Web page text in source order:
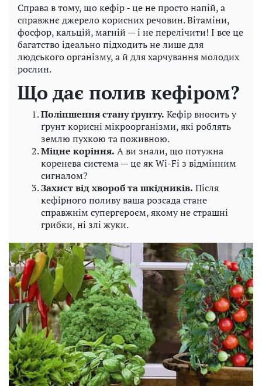
Справа в тому, що кефір - це не просто напій, а
справжнє джерело корисних речовин. Вітаміни,
фосфор, кальцій, магній — і не перелічити! І все це
багатство ідеально підходить не лише для
людського організму, а й для харчування молодих
рослин.
Що дає полив кефіром?
Поліпшення стану ґрунту. Кефір вносить у
ґрунт корисні мікроорганізми, які роблять
землю пухкою та поживною.
Міцне коріння. А ви знали, що потужна
коренева система — це як Wi-Fi з відмінним
сигналом?
Захист від хвороб та шкідників. Після
кефірного поливу ваша розсада стане
справжнім супергероєм, якому не страшні
грибки, ні злі жуки.